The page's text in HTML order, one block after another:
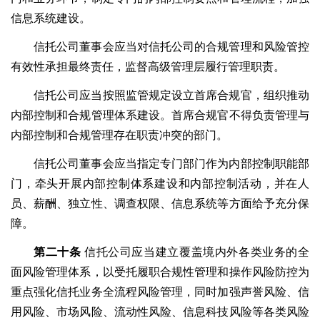
信息系统建设。
信托公司董事会应当对信托公司的合规管理和风险管控
有效性承担最终责任，监督高级管理层履行管理职责。
信托公司应当按照监管规定设立首席合规官，组织推动
内部控制和合规管理体系建设。首席合规官不得负责管理与
内部控制和合规管理存在职责冲突的部门。
信托公司董事会应当指定专门部门作为内部控制职能部
门，牵头开展内部控制体系建设和内部控制活动，并在人
员、薪酬、独立性、调查权限、信息系统等方面给予充分保
障。
第二十条 信托公司应当建立覆盖境内外各类业务的全
面风险管理体系，以受托履职合规性管理和操作风险防控为
重点强化信托业务全流程风险管理，同时加强声誉风险、信
用风险、市场风险、流动性风险、信息科技风险等各类风险